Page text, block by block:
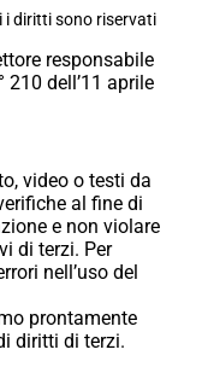
i diritti sono riservati
responsabile
210 dell’11 aprile
video o testi da
al fine di
e non violare
di terzi. Per
nell’uso del
prontamente
diritti di terzi.